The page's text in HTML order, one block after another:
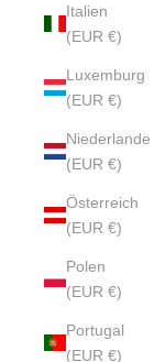
Italien
(EUR €)
Luxemburg
(EUR €)
Niederlande
(EUR €)
Österreich
(EUR €)
Polen
(EUR €)
Portugal
(EUR €)